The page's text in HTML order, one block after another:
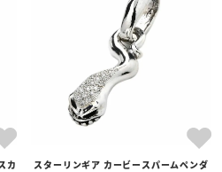
カ
スターリンギア カービースパームペンダ